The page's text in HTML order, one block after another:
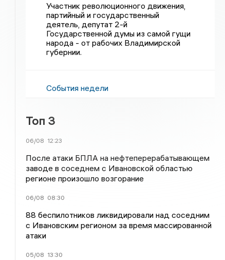
Участник революционного движения,
партийный и государственный
деятель, депутат 2-й
Государственной думы из самой гущи
народа - от рабочих Владимирской
губернии.
События недели
Топ 3
06/08 12:23
После атаки БПЛА на нефтеперерабатывающем
заводе в соседнем с Ивановской областью
регионе произошло возгорание
06/08 08:30
88 беспилотников ликвидировали над соседним
с Ивановским регионом за время массированной
атаки
05/08 13:30